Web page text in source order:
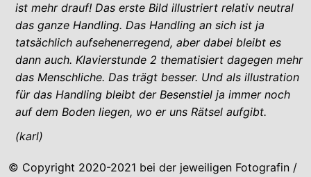
ist mehr drauf! Das erste Bild illustriert relativ neutral
das ganze Handling. Das Handling an sich ist ja
tatsächlich aufsehenerregend, aber dabei bleibt es
dann auch. Klavierstunde 2 thematisiert dagegen mehr
das Menschliche. Das trägt besser. Und als illustration
für das Handling bleibt der Besenstiel ja immer noch
auf dem Boden liegen, wo er uns Rätsel aufgibt.
(karl)
© Copyright 2020-2021 bei der jeweiligen Fotografin /